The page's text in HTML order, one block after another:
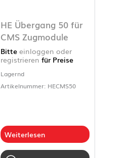
HE Übergang 50 für
CMS Zugmodule
Bitteeinloggen oder
registrieren für Preise
Lagernd
Artikelnummer: HECMS50
Weiterlesen